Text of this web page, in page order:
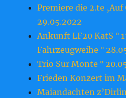
Premiere die 2.te ‚Auf
29.05.2022
Ankunft LF20 KatS °
Fahrzeugweihe °
Trio Sur Monte °
Frieden Konzert im
Maiandachten